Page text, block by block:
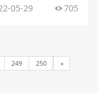
05-29 705
249 250 »